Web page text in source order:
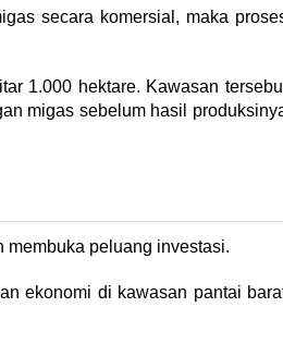
secara komersial, maka
1.000 hektare. Kawasan
migas sebelum hasil
membuka peluang investasi.
ekonomi di kawasan pantai